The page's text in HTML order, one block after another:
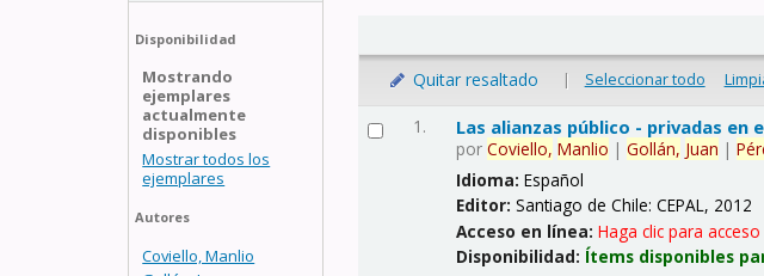
Disponibilidad
Mostrando
ejemplares
actualmente
disponibles
Mostrar todos los
ejemplares
Autores
Coviello, Manlio
Quitar resaltado | Seleccionar todo
1. Las alianzas público - privadas en
porCoviello, Manlio |Gollán, Juan |
Idioma:Español
Editor:Santiago de Chile: CEPAL, 2012
Acceso en línea:Haga clic para
Disponibilidad: Ítems disponibles